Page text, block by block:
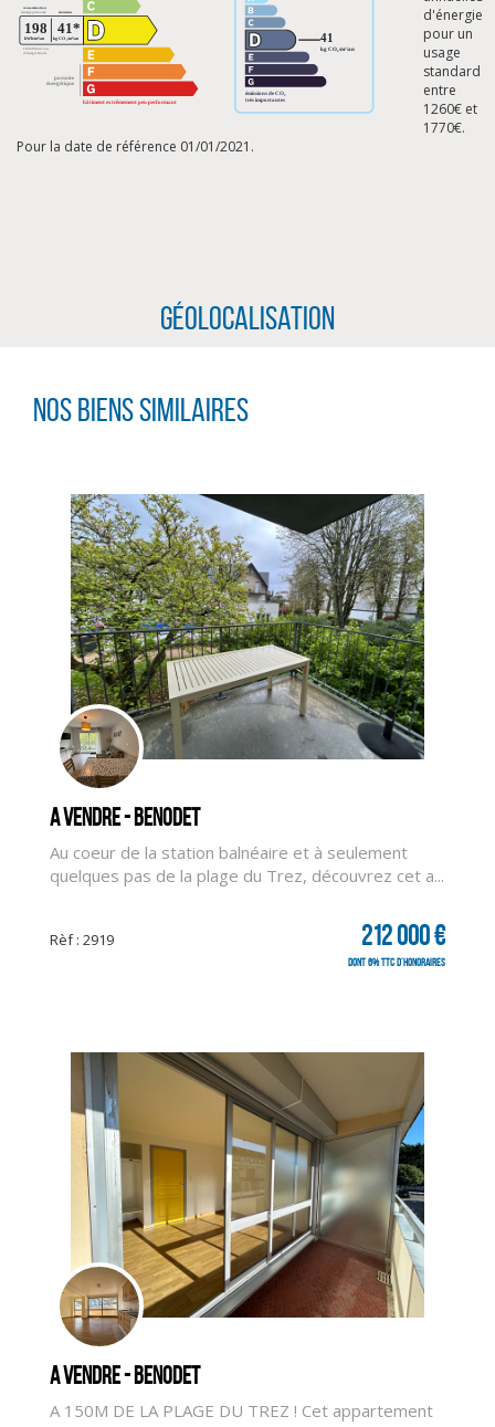
d'énergie
pour un
usage
standard
entre
1260€ et
1770€.
Pour la date de référence 01/01/2021.
Géolocalisation
Nos biens similaires
A vendre - BENODET
Au coeur de la station balnéaire et à seulement
quelques pas de la plage du Trez, découvrez cet a...
Rèf : 2919 212 000 €
dont 6% TTC d'honoraires
A vendre - BENODET
A 150M DE LA PLAGE DU TREZ ! Cet appartement